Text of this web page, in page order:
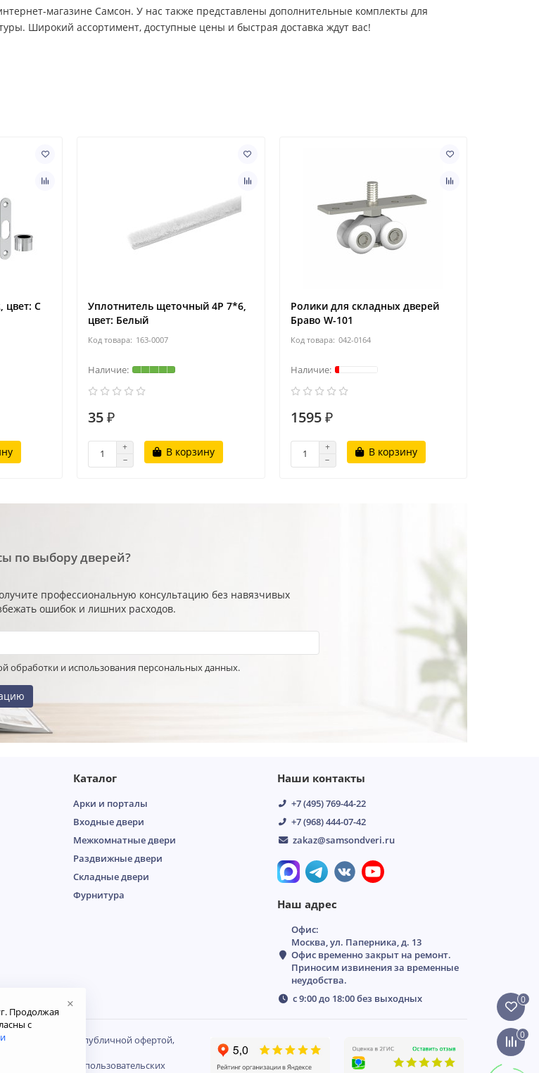
магазине Самсон. У нас также представлены дополнительные комплекты для
Широкий ассортимент, доступные цены и быстрая доставка ждут вас!
цвет: C
Уплотнитель щеточный 4Р 7*6,
цвет: Белый
163-0007
35 ₽
В корзину
Ролики для складных дверей
Браво W-101
042-0164
1595 ₽
В корзину
по выбору дверей?
профессиональную консультацию без навязчивых
ошибок и лишних расходов.
обработки и использования персональных данных.
Каталог
Арки и порталы
Входные двери
Межкомнатные двери
Раздвижные двери
Складные двери
Фурнитура
Наши контакты
+7 (495) 769-44-22
+7 (968) 444-07-42
zakaz@samsondveri.ru
Наш адрес
Офис:
Москва, ул. Паперника, д. 13
Офис временно закрыт на ремонт.
Приносим извинения за временные
неудобства.
с 9:00 до 18:00 без выходных
и не является публичной офертой,
Cookies и других пользовательских
0
0
Продолжая
с
×